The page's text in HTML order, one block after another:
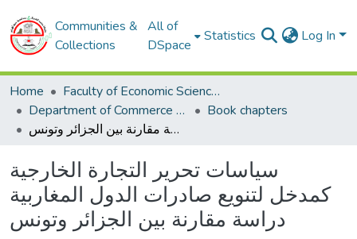
Communities &
Collections
All of
DSpace
Statistics Log In
Home
Faculty of Economic Sciences, Commerce and Management Sciences
Department of Commerce Science
Book chapters
سياسات تحرير التجارة الخارجية كمدخل لتنويع صادرات الدول المغاربية دراسة مقارنة بين الجزائر وتونس
سياسات تحرير التجارة الخارجية
كمدخل لتنويع صادرات الدول المغاربية
دراسة مقارنة بين الجزائر وتونس